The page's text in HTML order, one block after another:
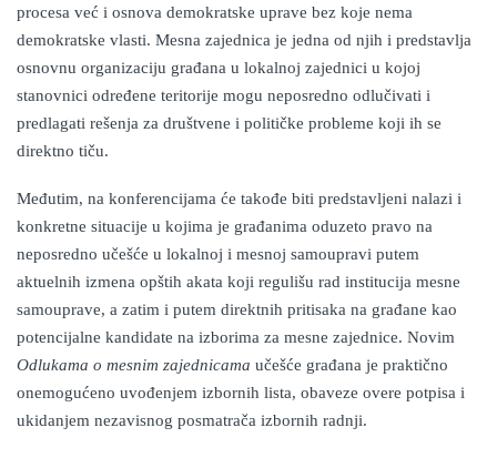
procesa već i osnova demokratske uprave bez koje nema
demokratske vlasti. Mesna zajednica je jedna od njih i predstavlja
osnovnu organizaciju građana u lokalnoj zajednici u kojoj
stanovnici određene teritorije mogu neposredno odlučivati i
predlagati rešenja za društvene i političke probleme koji ih se
direktno tiču.
Međutim, na konferencijama će takođe biti predstavljeni nalazi i
konkretne situacije u kojima je građanima oduzeto pravo na
neposredno učešće u lokalnoj i mesnoj samoupravi putem
aktuelnih izmena opštih akata koji regulišu rad institucija mesne
samouprave, a zatim i putem direktnih pritisaka na građane kao
potencijalne kandidate na izborima za mesne zajednice. Novim
Odlukama o mesnim zajednicama učešće građana je praktično
onemogućeno uvođenjem izbornih lista, obaveze overe potpisa i
ukidanjem nezavisnog posmatrača izbornih radnji.